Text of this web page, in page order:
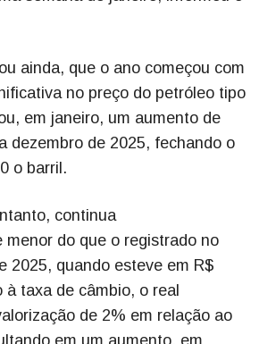
ainda, que o ano começou com
no preço do petróleo tipo
em janeiro, um aumento de
dezembro de 2025, fechando o
o barril.
continua
do que o registrado no
2025, quando esteve em R$
à taxa de câmbio, o real
de 2% em relação ao